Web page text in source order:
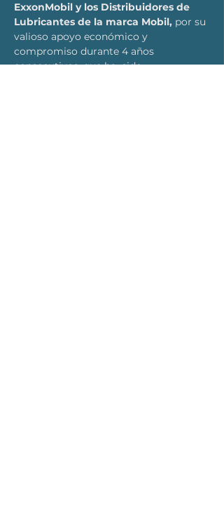
ExxonMobil y los Distribuidores de
Lubricantes de la marca Mobil, por su
valioso apoyo económico y
compromiso durante 4 años
consecutivos, que ha  sido